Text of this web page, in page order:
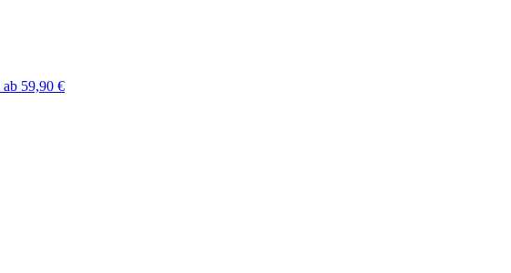
ab 59,90 €